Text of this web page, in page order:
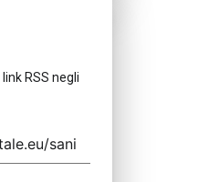
RSS negli